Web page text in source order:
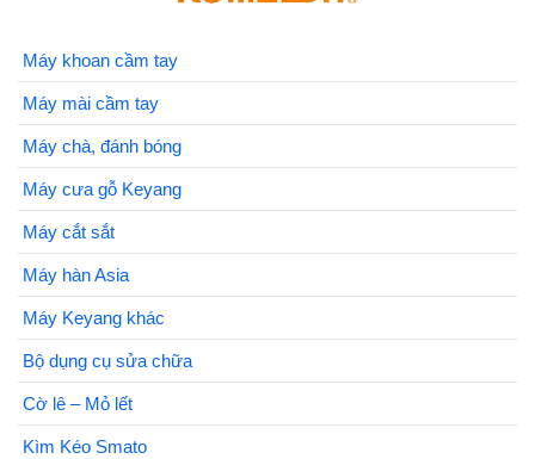
Máy khoan cầm tay
Máy mài cầm tay
Máy chà, đánh bóng
Máy cưa gỗ Keyang
Máy cắt sắt
Máy hàn Asia
Máy Keyang khác
Bộ dụng cụ sửa chữa
Cờ lê – Mỏ lết
Kìm Kéo Smato